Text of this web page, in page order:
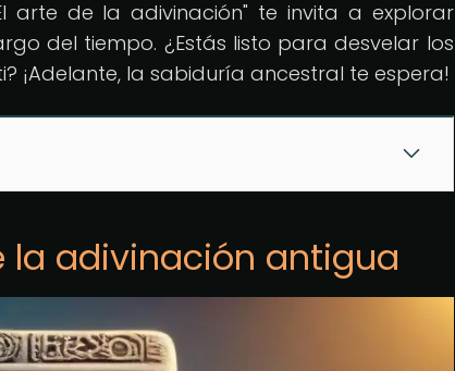
arte de la adivinación" te invita a explorar
del tiempo. ¿Estás listo para desvelar los
¡Adelante, la sabiduría ancestral te espera!
la adivinación antigua